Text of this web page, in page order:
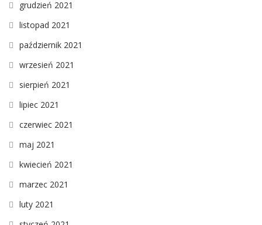
grudzień 2021
listopad 2021
październik 2021
wrzesień 2021
sierpień 2021
lipiec 2021
czerwiec 2021
maj 2021
kwiecień 2021
marzec 2021
luty 2021